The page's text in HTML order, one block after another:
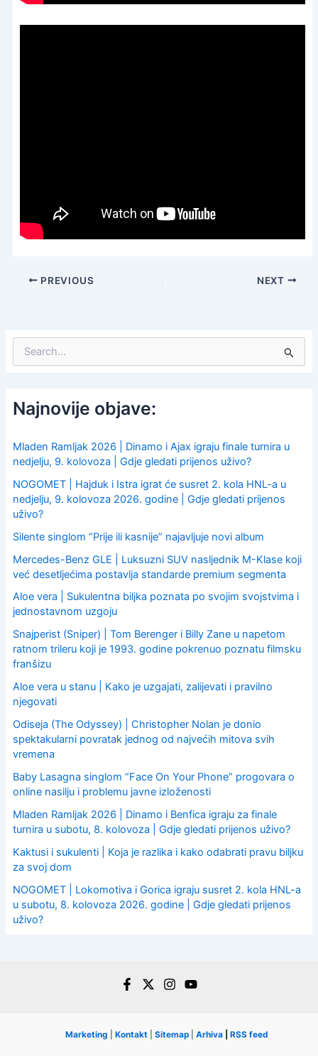
PREVIOUS NEXT
c
h
o
r
Najnovije objave:
Mladen Ramljak 2026 | Dinamo i Ajax igraju finale turnira u
nedjelju, 9. kolovoza | Gdje gledati prijenos uživo?
NOGOMET | Hajduk i Istra igrat će susret 2. kola HNL-a u
nedjelju, 9. kolovoza 2026. godine | Gdje gledati prijenos
uživo?
Silente singlom “Prije ili kasnije” najavljuje novi album
Mercedes-Benz GLE | Luksuzni SUV nasljednik M-Klase koji
već desetljećima postavlja standarde premium segmenta
Aloe vera | Sukulentna biljka poznata po svojim svojstvima i
jednostavnom uzgoju
Snajperist (Sniper) | Tom Berenger i Billy Zane u napetom
ratnom trileru koji je 1993. godine pokrenuo poznatu filmsku
franšizu
Aloe vera u stanu | Kako je uzgajati, zalijevati i pravilno
njegovati
Odiseja (The Odyssey) | Christopher Nolan je donio
spektakularni povratak jednog od najvećih mitova svih
vremena
Baby Lasagna singlom “Face On Your Phone” progovara o
online nasilju i problemu javne izloženosti
Mladen Ramljak 2026 | Dinamo i Benfica igraju za finale
turnira u subotu, 8. kolovoza | Gdje gledati prijenos uživo?
Kaktusi i sukulenti | Koja je razlika i kako odabrati pravu biljku
za svoj dom
NOGOMET | Lokomotiva i Gorica igraju susret 2. kola HNL-a
u subotu, 8. kolovoza 2026. godine | Gdje gledati prijenos
uživo?
Marketing Kontakt Sitemap Arhiva RSS feed